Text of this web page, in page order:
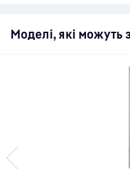
Моделі, які можуть